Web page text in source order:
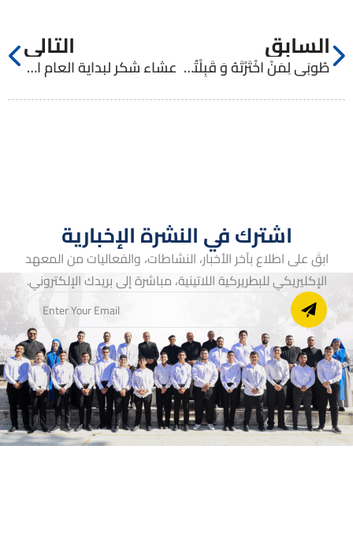
السابق
طُوبَى لِمَنْ اخْتَرْتَهُ وَ قَبِلْتُهُ يَا رَّبّ
التالي
عشاء شكر لبداية العام الأكاديمي 2022-2023
اشترك في النشرة الإخبارية
ابقَ على اطلاع بآخر الأخبار، النشاطات، والفعاليات من المعهد
الإكليريكي للبطريركية اللاتينية، مباشرة إلى بريدك الإلكتروني.